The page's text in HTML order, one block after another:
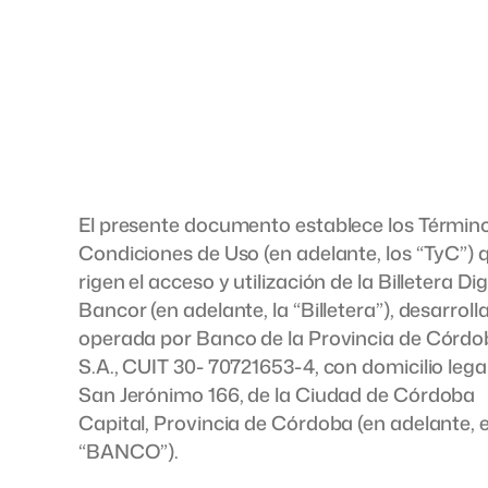
El presente documento establece los
Condiciones de Uso (en adelante, los “TyC”)
rigen el acceso y utilización de la Billetera
Bancor (en adelante, la “Billetera”),
operada por Banco de la Provincia de
S.A., CUIT 30- 70721653-4, con domicilio
San Jerónimo 166, de la Ciudad de Córdoba
Capital, Provincia de Córdoba (en adelante,
“BANCO”).